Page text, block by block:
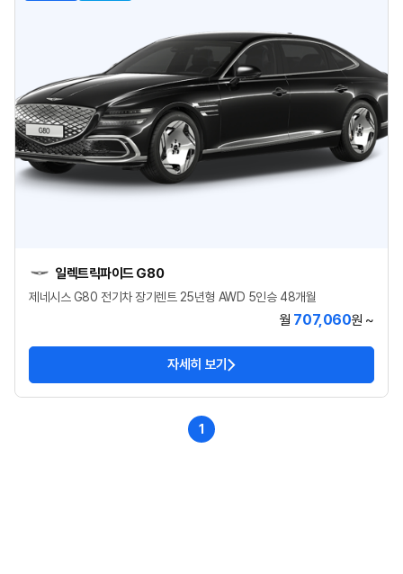
일렉트릭파이드 G80
제네시스 G80 전기차 장기렌트 25년형 AWD 5인승 48개월
월 707,060원 ~
자세히 보기
1